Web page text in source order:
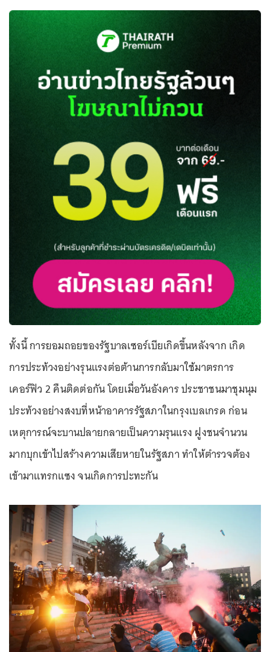
ทั้งนี้ การยอมถอยของรัฐบาลเซอร์เบียเกิดขึ้นหลังจาก เกิด
การประท้วงอย่างรุนแรงต่อต้านการกลับมาใช้มาตรการ
เคอร์ฟิว 2 คืนติดต่อกัน โดยเมื่อวันอังคาร ประชาชนมาชุมนุม
ประท้วงอย่างสงบที่หน้าอาคารรัฐสภาในกรุงเบลเกรด ก่อน
เหตุการณ์จะบานปลายกลายเป็นความรุนแรง ฝูงชนจำนวน
มากบุกเข้าไปสร้างความเสียหายในรัฐสภา ทำให้ตำรวจต้อง
เข้ามาแทรกแซง จนเกิดการปะทะกัน